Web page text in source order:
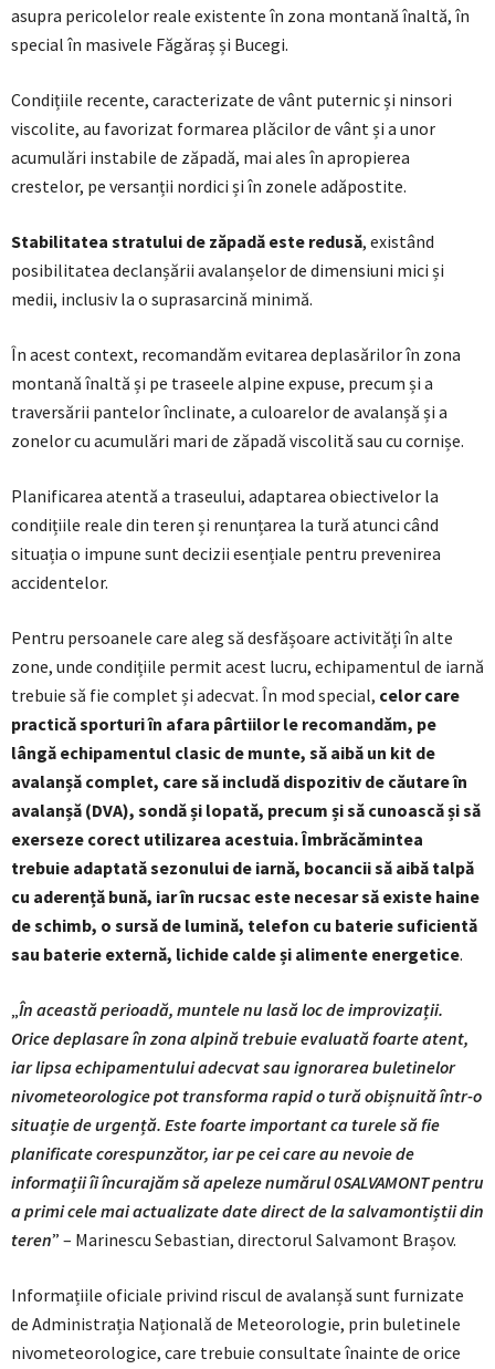
asupra pericolelor reale existente în zona montană înaltă, în
special în masivele Făgăraș și Bucegi.
Condițiile recente, caracterizate de vânt puternic și ninsori
viscolite, au favorizat formarea plăcilor de vânt și a unor
acumulări instabile de zăpadă, mai ales în apropierea
crestelor, pe versanții nordici și în zonele adăpostite.
Stabilitatea stratului de zăpadă este redusă, existând
posibilitatea declanșării avalanșelor de dimensiuni mici și
medii, inclusiv la o suprasarcină minimă.
În acest context, recomandăm evitarea deplasărilor în zona
montană înaltă și pe traseele alpine expuse, precum și a
traversării pantelor înclinate, a culoarelor de avalanșă și a
zonelor cu acumulări mari de zăpadă viscolită sau cu cornișe.
Planificarea atentă a traseului, adaptarea obiectivelor la
condițiile reale din teren și renunțarea la tură atunci când
situația o impune sunt decizii esențiale pentru prevenirea
accidentelor.
Pentru persoanele care aleg să desfășoare activități în alte
zone, unde condițiile permit acest lucru, echipamentul de iarnă
trebuie să fie complet și adecvat. În mod special, celor care
practică sporturi în afara pârtiilor le recomandăm, pe
lângă echipamentul clasic de munte, să aibă un kit de
avalanșă complet, care să includă dispozitiv de căutare în
avalanșă (DVA), sondă și lopată, precum și să cunoască și să
exerseze corect utilizarea acestuia. Îmbrăcămintea
trebuie adaptată sezonului de iarnă, bocancii să aibă talpă
cu aderență bună, iar în rucsac este necesar să existe haine
de schimb, o sursă de lumină, telefon cu baterie suficientă
sau baterie externă, lichide calde și alimente energetice.
„În această perioadă, muntele nu lasă loc de improvizații.
Orice deplasare în zona alpină trebuie evaluată foarte atent,
iar lipsa echipamentului adecvat sau ignorarea buletinelor
nivometeorologice pot transforma rapid o tură obișnuită într-o
situație de urgență. Este foarte important ca turele să fie
planificate corespunzător, iar pe cei care au nevoie de
informații îi încurajăm să apeleze numărul 0SALVAMONT pentru
a primi cele mai actualizate date direct de la salvamontiștii din
teren” – Marinescu Sebastian, directorul Salvamont Brașov.
Informațiile oficiale privind riscul de avalanșă sunt furnizate
de Administrația Națională de Meteorologie, prin buletinele
nivometeorologice, care trebuie consultate înainte de orice